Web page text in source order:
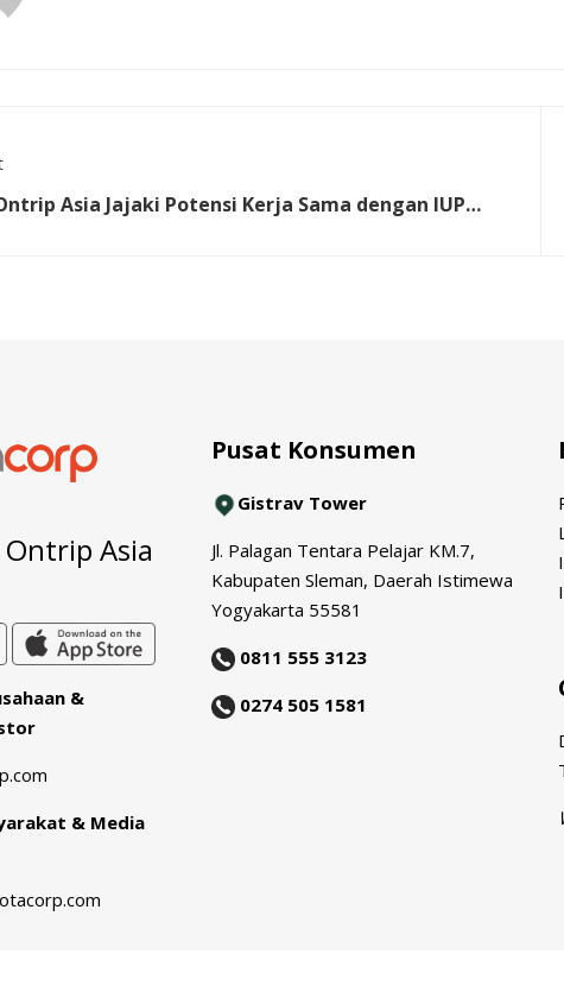
Asia Jajaki Potensi Kerja Sama dengan IUP
Asia
&
& Media
Pusat Konsumen
Gistrav Tower
Jl. Palagan Tentara Pelajar KM.7,
Kabupaten Sleman, Daerah Istimewa
Yogyakarta 55581
0811 555 3123
0274 505 1581